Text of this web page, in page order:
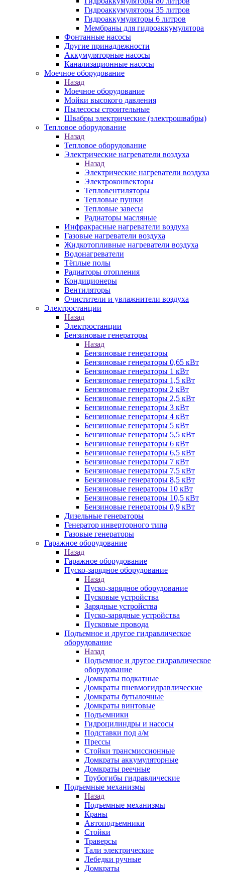
Гидроаккумуляторы 35 литров
Гидроаккумуляторы 6 литров
Мембраны для гидроаккумулятора
Фонтанные насосы
Другие принадлежности
Аккумуляторные насосы
Канализационные насосы
Моечное оборудование
Назад
Моечное оборудование
Мойки высокого давления
Пылесосы строительные
Швабры электрические (электрошвабры)
Тепловое оборудование
Назад
Тепловое оборудование
Электрические нагреватели воздуха
Назад
Электрические нагреватели воздуха
Электроконвекторы
Тепловентиляторы
Тепловые пушки
Тепловые завесы
Радиаторы масляные
Инфракрасные нагреватели воздуха
Газовые нагреватели воздуха
Жидкотопливные нагреватели воздуха
Водонагреватели
Тёплые полы
Радиаторы отопления
Кондиционеры
Вентиляторы
Очистители и увлажнители воздуха
Электростанции
Назад
Электростанции
Бензиновые генераторы
Назад
Бензиновые генераторы
Бензиновые генераторы 0,65 кВт
Бензиновые генераторы 1 кВт
Бензиновые генераторы 1,5 кВт
Бензиновые генераторы 2 кВт
Бензиновые генераторы 2,5 кВт
Бензиновые генераторы 3 кВт
Бензиновые генераторы 4 кВт
Бензиновые генераторы 5 кВт
Бензиновые генераторы 5,5 кВт
Бензиновые генераторы 6 кВт
Бензиновые генераторы 6,5 кВт
Бензиновые генераторы 7 кВт
Бензиновые генераторы 7,5 кВт
Бензиновые генераторы 8,5 кВт
Бензиновые генераторы 10 кВт
Бензиновые генераторы 10,5 кВт
Бензиновые генераторы 0,9 кВт
Дизельные генераторы
Генератор инверторного типа
Газовые генераторы
Гаражное оборудование
Назад
Гаражное оборудование
Пуско-зарядное оборудование
Назад
Пуско-зарядное оборудование
Пусковые устройства
Зарядные устройства
Пуско-зарядные устройства
Пусковые провода
Подъемное и другое гидравлическое
оборудование
Назад
Подъемное и другое гидравлическое
оборудование
Домкраты подкатные
Домкраты пневмогидравлические
Домкраты бутылочные
Домкраты винтовые
Подъемники
Гидроцилиндры и насосы
Подставки под а/м
Прессы
Стойки трансмиссионные
Домкраты аккумуляторные
Домкраты реечные
Трубогибы гидравлические
Подъемные механизмы
Назад
Подъемные механизмы
Краны
Автоподъемники
Стойки
Траверсы
Тали электрические
Лебедки ручные
Домкраты